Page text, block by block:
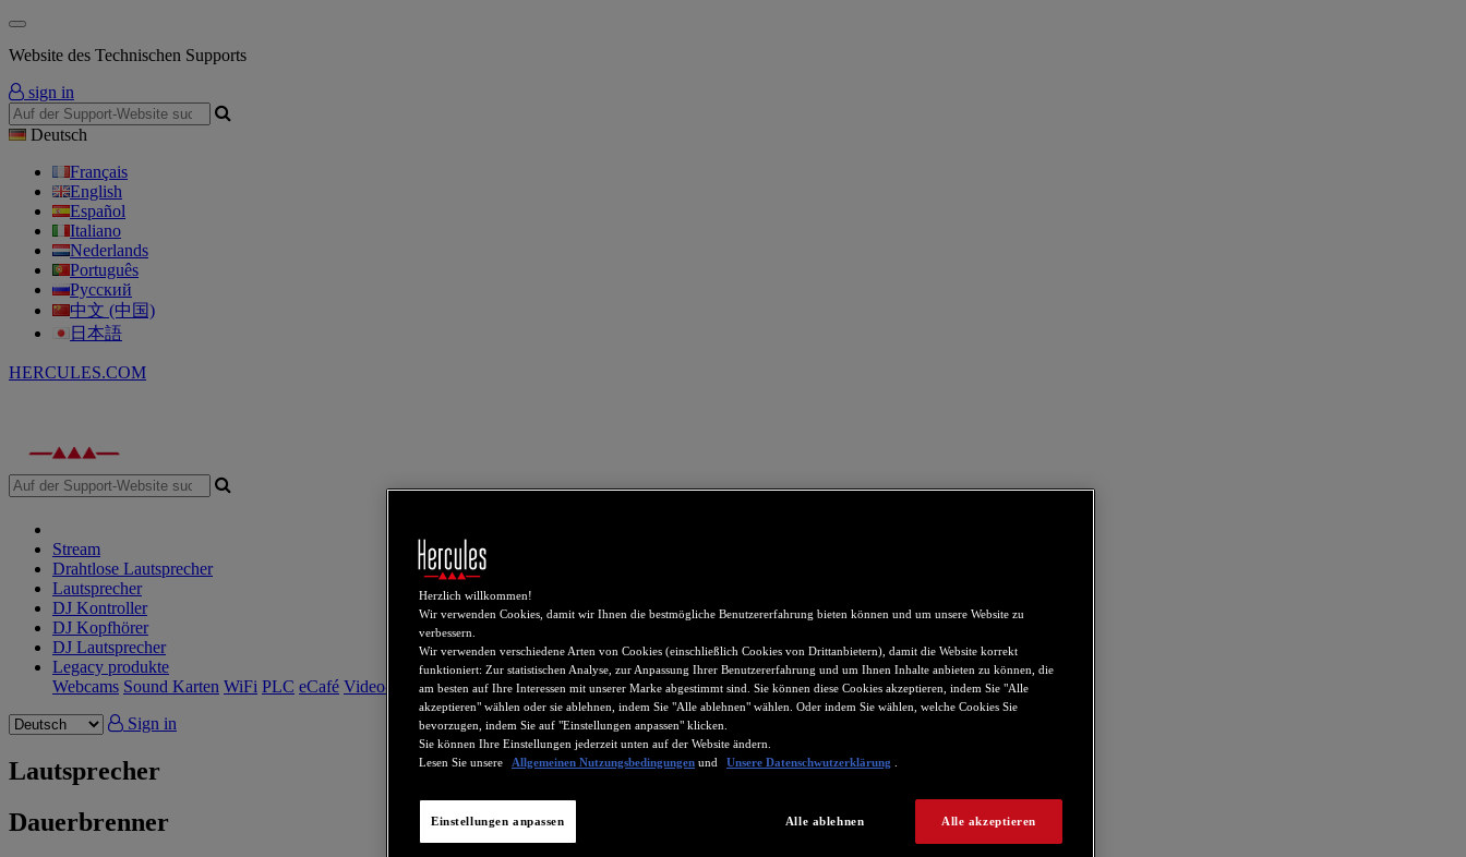
Website des Technischen Supports
sign in
Deutsch
Français
English
Español
Italiano
Nederlands
Português
Русский
中文 (中国)
日本語
HERCULES.COM
Stream
Drahtlose Lautsprecher
Lautsprecher
DJ Kontroller
DJ Kopfhörer
DJ Lautsprecher
Legacy produkte
Webcams Sound Karten WiFi PLC eCafé Video-Karten
Sign in
Lautsprecher
Dauerbrenner
Herzlich willkommen!
Wir verwenden Cookies, damit wir Ihnen die bestmögliche Benutzererfahrung bieten können und um unsere Website zu
verbessern.
Wir verwenden verschiedene Arten von Cookies (einschließlich Cookies von Drittanbietern), damit die Website korrekt
funktioniert: Zur statistischen Analyse, zur Anpassung Ihrer Benutzererfahrung und um Ihnen Inhalte anbieten zu können, die
am besten auf Ihre Interessen mit unserer Marke abgestimmt sind. Sie können diese Cookies akzeptieren, indem Sie "Alle
akzeptieren" wählen oder sie ablehnen, indem Sie "Alle ablehnen" wählen. Oder indem Sie wählen, welche Cookies Sie
bevorzugen, indem Sie auf "Einstellungen anpassen" klicken.
Sie können Ihre Einstellungen jederzeit unten auf der Website ändern.
Lesen Sie unsere
Allgemeinen Nutzungsbedingungen und Unsere Datenschwutzerklärung
Alle ablehnen Alle akzeptieren
Einstellungen anpassen